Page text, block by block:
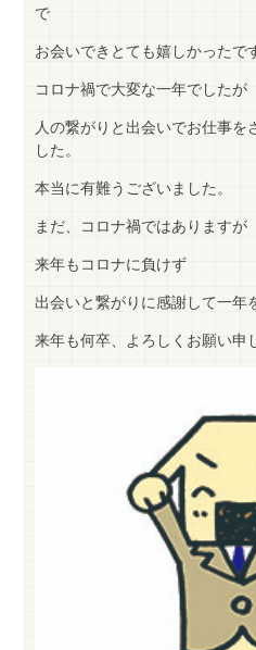
で
お会いできとても嬉しかったで
コロナ禍で大変な一年でしたが
人の繋がりと出会いでお仕事を
した。
本当に有難うございました。
まだ、コロナ禍ではありますが
来年もコロナに負けず
出会いと繋がりに感謝して一年
来年も何卒、よろしくお願い申